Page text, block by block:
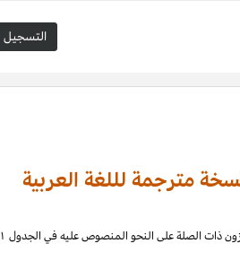
التسجيل
مترجمة لللغة العربية
) ، حيث يمكنك إدارة علاقة التسويق بالعمولة الخاصة بك مع كيانات أمازون ذات الصلة على النحو المنصوص عليه في الجدول ۱